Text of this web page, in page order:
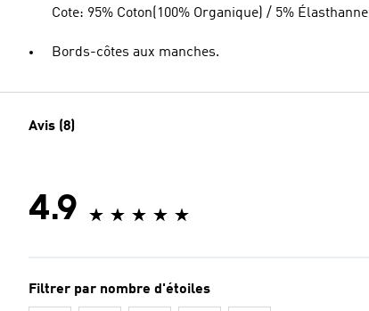
Cote: 95% Coton(100% Organique) / 5% Élasthanne
Bords-côtes aux manches.
Avis (8)
4.9
Filtrer par nombre d'étoiles